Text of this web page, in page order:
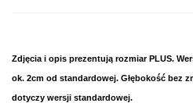
Zdjęcia i opis prezentują rozmiar PLUS.
ok. 2cm od standardowej. Głębokość bez
dotyczy wersji standardowej.